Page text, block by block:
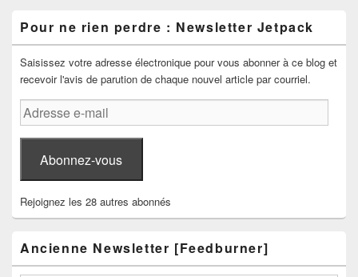
Pour ne rien perdre : Newsletter Jetpack
Saisissez votre adresse électronique pour vous abonner à ce blog et
recevoir l'avis de parution de chaque nouvel article par courriel.
Adresse
e-
mail
Abonnez-vous
Rejoignez les 28 autres abonnés
Ancienne Newsletter [Feedburner]